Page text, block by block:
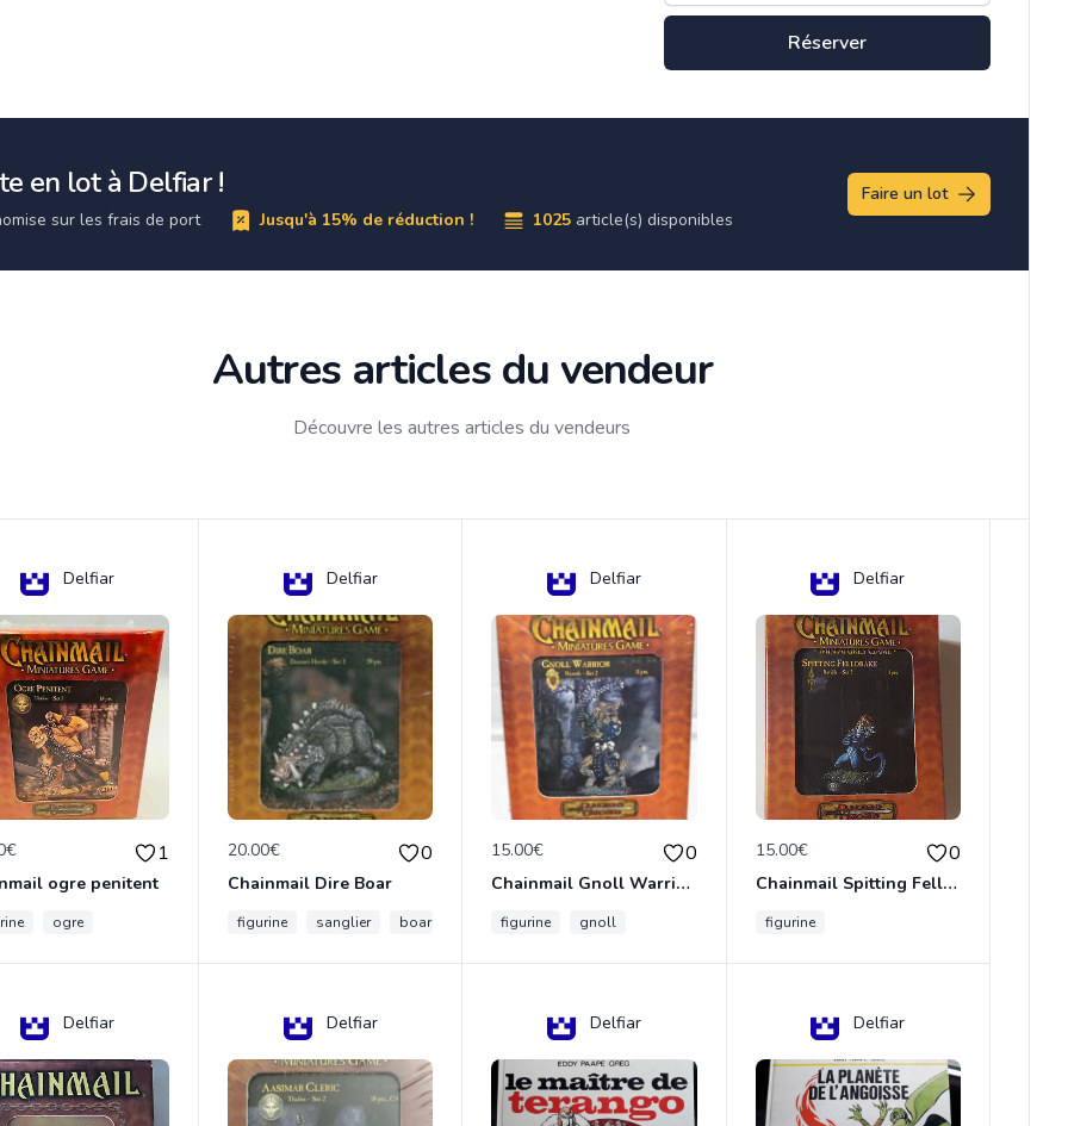
Réserver
en lot à Delfiar !
sur les frais de port Jusqu'à 15% de réduction ! 1025 article(s) disponibles
Faire un lot
Autres articles du vendeur
Découvre les autres articles du vendeurs
Delfiar
1
ogre penitent
ogre
Delfiar
20.00€ 0
Chainmail Dire Boar
figurine sanglier boar
Delfiar
15.00€ 0
Chainmail Gnoll Warrior Dungeons & Dragons
figurine gnoll
Delfiar
15.00€ 0
Chainmail Spitting Felldrake
figurine
Delfiar Delfiar Delfiar Delfiar